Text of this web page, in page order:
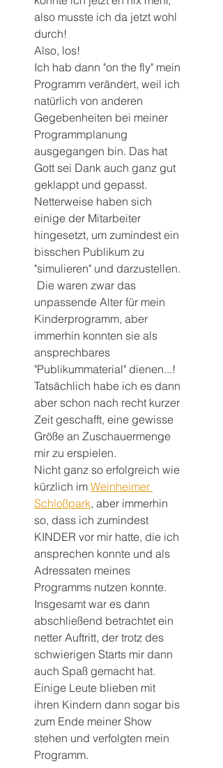
also musste ich da jetzt wohl
durch!
Also, los!
Ich hab dann "on the fly" mein
Programm verändert, weil ich
natürlich von anderen
Gegebenheiten bei meiner
Programmplanung
ausgegangen bin. Das hat
Gott sei Dank auch ganz gut
geklappt und gepasst.
Netterweise haben sich
einige der Mitarbeiter
hingesetzt, um zumindest ein
bisschen Publikum zu
"simulieren" und darzustellen.
Die waren zwar das
unpassende Alter für mein
Kinderprogramm, aber
immerhin konnten sie als
ansprechbares
"Publikummaterial" dienen...!
Tatsächlich habe ich es dann
aber schon nach recht kurzer
Zeit geschafft, eine gewisse
Größe an Zuschauermenge
mir zu erspielen.
Nicht ganz so erfolgreich wie
kürzlich im Weinheimer
Schloßpark, aber immerhin
so, dass ich zumindest
KINDER vor mir hatte, die ich
ansprechen konnte und als
Adressaten meines
Programms nutzen konnte.
Insgesamt war es dann
abschließend betrachtet ein
netter Auftritt, der trotz des
schwierigen Starts mir dann
auch Spaß gemacht hat.
Einige Leute blieben mit
ihren Kindern dann sogar bis
zum Ende meiner Show
stehen und verfolgten mein
Programm.